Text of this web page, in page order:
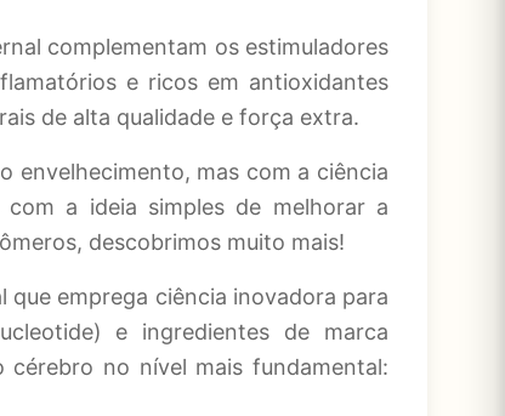
complementam os estimuladores
e ricos em antioxidantes
de alta qualidade e força extra.
envelhecimento, mas com a ciência
com a ideia simples de melhorar a
descobrimos muito mais!
que emprega ciência inovadora para
e ingredientes de marca
no nível mais fundamental: